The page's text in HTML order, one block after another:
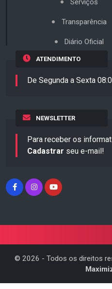
Serviços
Transparência
Diário Oficial
ATENDIMENTO
De Segunda a Sexta
NEWSLETTER
Para receber os
Cadastrar seu e-mail!
© 2026 - Todos os direitos